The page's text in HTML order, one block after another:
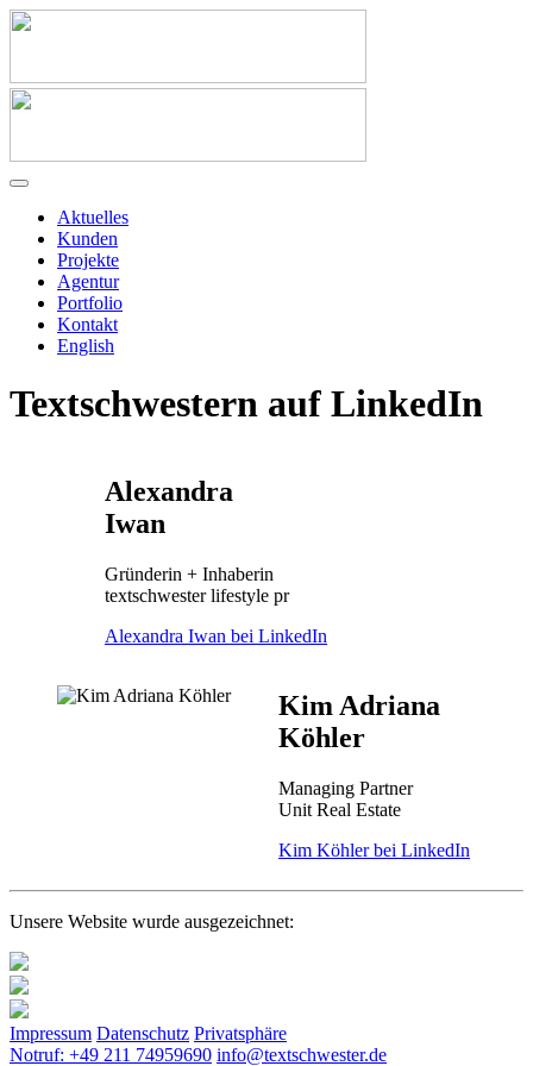
Aktuelles
Kunden
Projekte
Agentur
Portfolio
Kontakt
English
Textschwestern auf LinkedIn
Alexandra
Iwan
Gründerin + Inhaberin
textschwester lifestyle pr
Alexandra Iwan bei LinkedIn
Kim Adriana
Köhler
Managing Partner
Unit Real Estate
Kim Köhler bei LinkedIn
Unsere Website wurde ausgezeichnet:
Impressum Datenschutz Privatsphäre
Notruf: +49 211 74959690 info@textschwester.de